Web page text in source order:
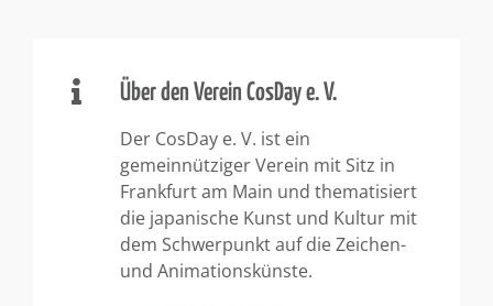
Über den Verein CosDay e. V.
Der CosDay e. V. ist ein
gemeinnütziger Verein mit Sitz in
Frankfurt am Main und thematisiert
die japanische Kunst und Kultur mit
dem Schwerpunkt auf die Zeichen-
und Animationskünste.